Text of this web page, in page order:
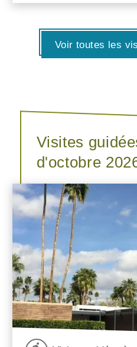
Voir toutes les
Visites
d'octobre